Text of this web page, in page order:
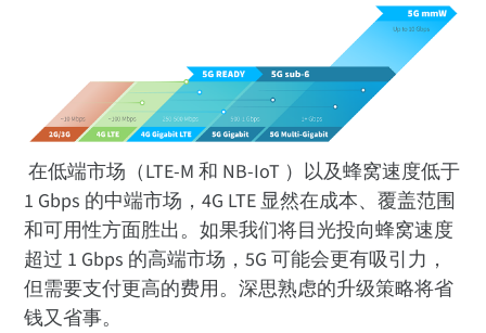
在低端市场（LTE-M 和 NB-IoT ）以及蜂窝速度低于
1 Gbps 的中端市场，4G LTE 显然在成本、覆盖范围
和可用性方面胜出。如果我们将目光投向蜂窝速度
超过 1 Gbps 的高端市场，5G 可能会更有吸引力，
但需要支付更高的费用。深思熟虑的升级策略将省
钱又省事。